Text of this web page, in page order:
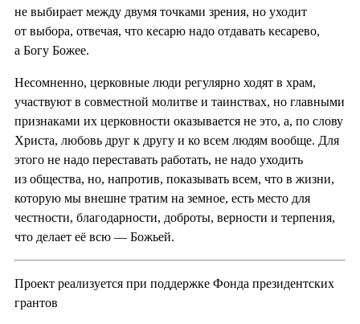
не выбирает между двумя точками зрения, но уходит
от выбора, отвечая, что кесарю надо отдавать кесарево,
а Богу Божее.
Несомненно, церковные люди регулярно ходят в храм,
участвуют в совместной молитве и таинствах, но главными
признаками их церковности оказывается не это, а, по слову
Христа, любовь друг к другу и ко всем людям вообще. Для
этого не надо переставать работать, не надо уходить
из общества, но, напротив, показывать всем, что в жизни,
которую мы внешне тратим на земное, есть место для
честности, благодарности, доброты, верности и терпения,
что делает её всю — Божьей.
Проект реализуется при поддержке Фонда президентских
грантов